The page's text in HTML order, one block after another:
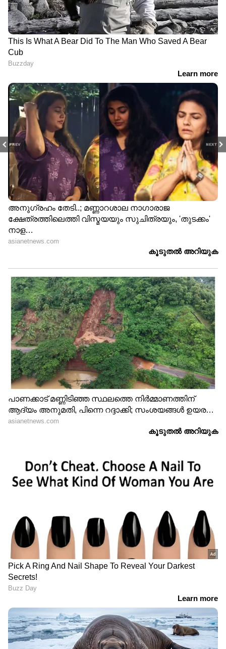
PREV NEXT